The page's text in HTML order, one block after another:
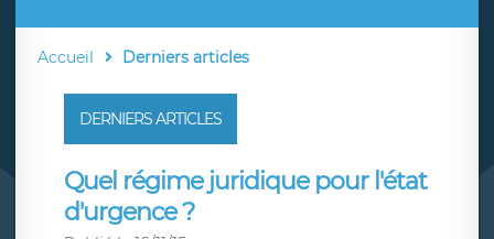
Accueil Derniers articles
DERNIERS ARTICLES
Quel régime juridique pour l'état
d'urgence ?